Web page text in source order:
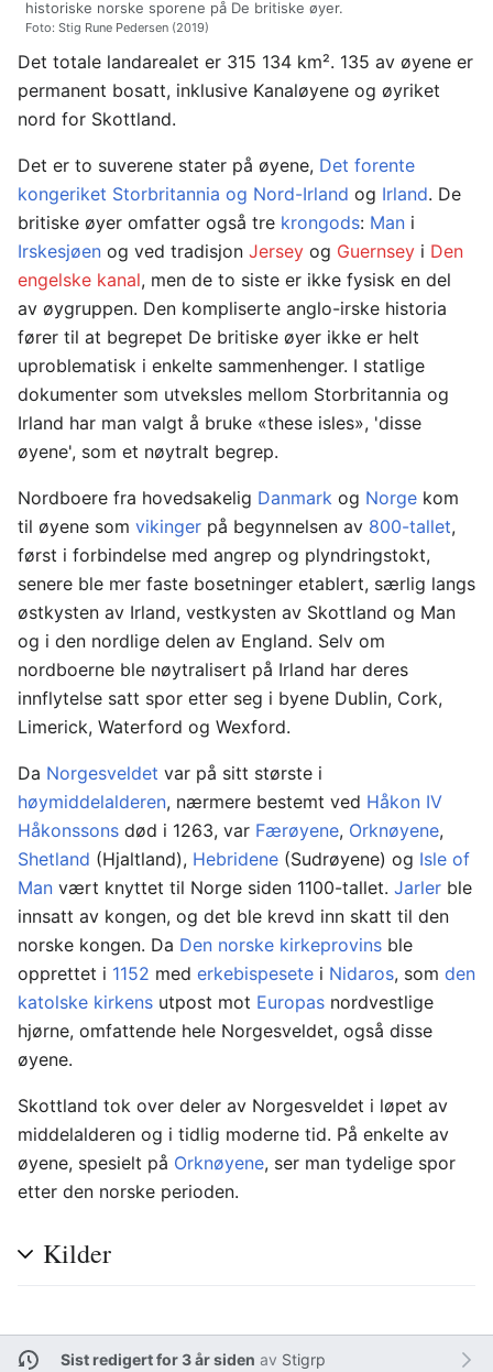
historiske norske sporene på De britiske øyer.
Foto: Stig Rune Pedersen (2019)
Det totale landarealet er 315 134 km². 135 av øyene er
permanent bosatt, inklusive Kanaløyene og øyriket
nord for Skottland.
Det er to suverene stater på øyene, Det forente
kongeriket Storbritannia og Nord-Irland og Irland. De
britiske øyer omfatter også tre krongods: Man i
Irskesjøen og ved tradisjon Jersey og Guernsey i Den
engelske kanal, men de to siste er ikke fysisk en del
av øygruppen. Den kompliserte anglo-irske historia
fører til at begrepet De britiske øyer ikke er helt
uproblematisk i enkelte sammenhenger. I statlige
dokumenter som utveksles mellom Storbritannia og
Irland har man valgt å bruke «these isles», 'disse
øyene', som et nøytralt begrep.
Nordboere fra hovedsakelig Danmark og Norge kom
til øyene som vikinger på begynnelsen av 800-tallet,
først i forbindelse med angrep og plyndringstokt,
senere ble mer faste bosetninger etablert, særlig langs
østkysten av Irland, vestkysten av Skottland og Man
og i den nordlige delen av England. Selv om
nordboerne ble nøytralisert på Irland har deres
innflytelse satt spor etter seg i byene Dublin, Cork,
Limerick, Waterford og Wexford.
Da Norgesveldet var på sitt største i
høymiddelalderen, nærmere bestemt ved Håkon IV
Håkonssons død i 1263, var Færøyene, Orknøyene,
Shetland (Hjaltland), Hebridene (Sudrøyene) og Isle of
Man vært knyttet til Norge siden 1100-tallet. Jarler ble
innsatt av kongen, og det ble krevd inn skatt til den
norske kongen. Da Den norske kirkeprovins ble
opprettet i 1152 med erkebispesete i Nidaros, som den
katolske kirkens utpost mot Europas nordvestlige
hjørne, omfattende hele Norgesveldet, også disse
øyene.
Skottland tok over deler av Norgesveldet i løpet av
middelalderen og i tidlig moderne tid. På enkelte av
øyene, spesielt på Orknøyene, ser man tydelige spor
etter den norske perioden.
Kilder
Sist redigert for 3 år siden av Stigrp